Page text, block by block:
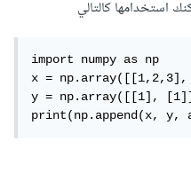
استخدامها كالتالي
import numpy as np
x =
y = np.array([[1],
print(np.append(x, y,